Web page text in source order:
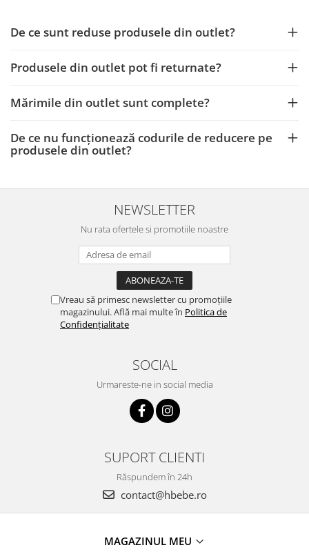
De ce sunt reduse produsele din outlet?
Produsele din outlet pot fi returnate?
Mărimile din outlet sunt complete?
De ce nu funcționează codurile de reducere pe
produsele din outlet?
NEWSLETTER
Nu rata ofertele si promotiile noastre
Vreau să primesc newsletter cu promoțiile
magazinului. Află mai multe în Politica de
Confidențialitate
SOCIAL
Urmareste-ne in social media
SUPORT CLIENTI
Răspundem în 24h
contact@hbebe.ro
MAGAZINUL MEU